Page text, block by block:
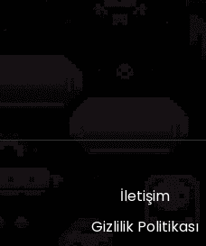
İletişim
Gizlilik Politikası